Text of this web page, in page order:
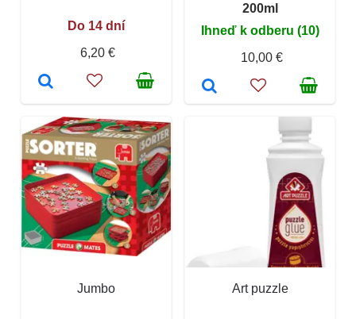
Do 14 dní
6,20 €
200ml
Ihneď k odberu (10)
10,00 €
Jumbo Art puzzle